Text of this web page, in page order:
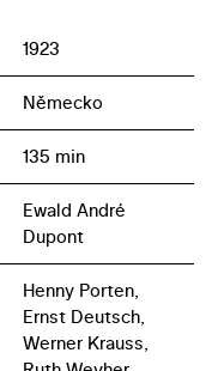
1923
Německo
135 min
Ewald André
Dupont
Henny Porten,
Ernst Deutsch,
Werner Krauss,